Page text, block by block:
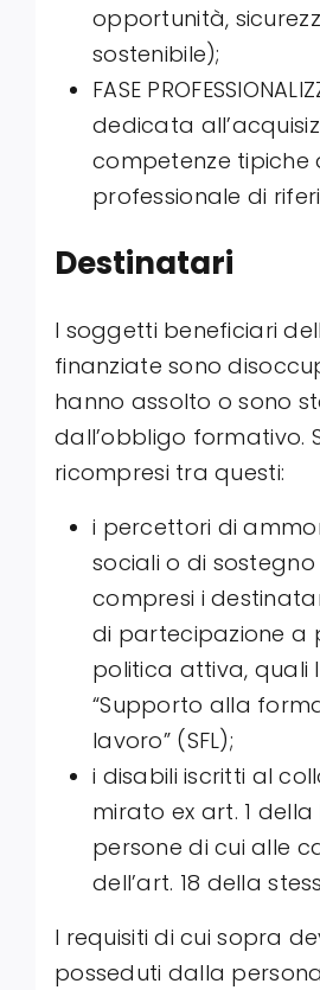
opportunità,
sostenibile);
FASE
dedicata
competenze tipiche
professionale di
Destinatari
I soggetti beneficiari
finanziate sono
hanno assolto o sono
dall’obbligo formativo.
ricompresi tra questi:
i percettori di
sociali o di
compresi i
di partecipazione a
politica attiva, quali
“Supporto alla
lavoro” (SFL);
i disabili iscritti al
mirato ex art. 1 della
persone di cui alle
dell’art. 18 della
I requisiti di cui sopra
posseduti dalla